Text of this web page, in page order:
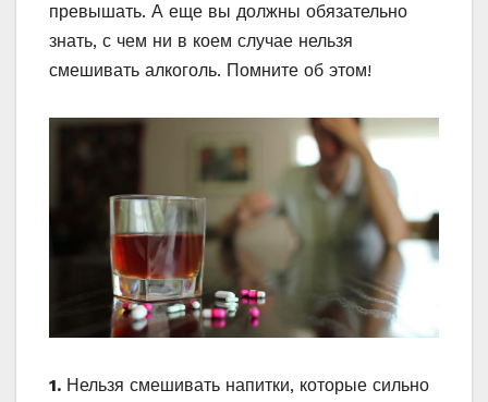
превышать. А еще вы должны обязательно
знать, с чем ни в коем случае нельзя
смешивать алкоголь. Помните об этом!
1. Нельзя смешивать напитки, которые сильно